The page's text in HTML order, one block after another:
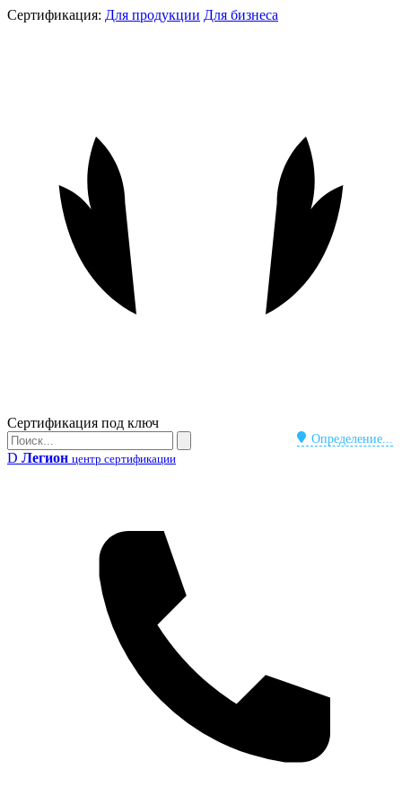
Сертификация: Для продукции Для бизнеса
Бейдж
Сертификация под ключ
Определение...
Поиск
Поиск
D Легион центр сертификации